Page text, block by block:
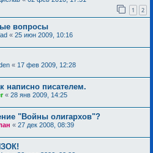
1 2
вопросы
« 25 июн 2009, 10:16
« 17 фев 2009, 12:28
написно писателем.
« 28 янв 2009, 14:25
"Войны олигархов"?
« 27 дек 2008, 08:39